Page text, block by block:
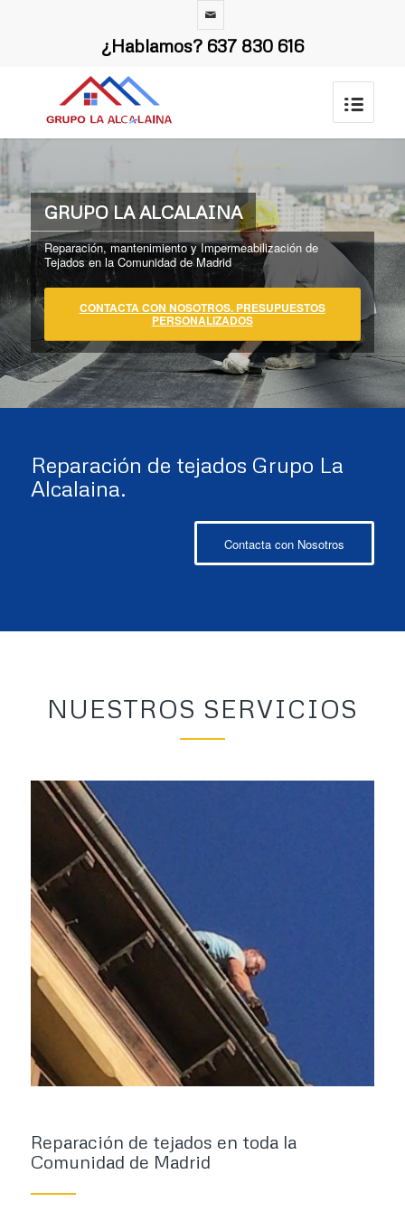
¿Hablamos? 637 830 616
GRUPO LA ALCALAINA
Reparación, mantenimiento y Impermeabilización de
Tejados en la Comunidad de Madrid
CONTACTA CON NOSOTROS. PRESUPUESTOS
PERSONALIZADOS
Reparación de tejados Grupo La
Alcalaina.
Contacta con Nosotros
NUESTROS SERVICIOS
Reparación de tejados en toda la
Comunidad de Madrid